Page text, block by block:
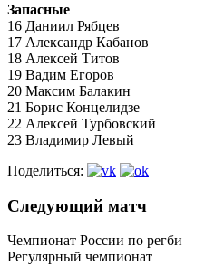
Запасные
16 Даниил Рябцев
17 Александр Кабанов
18 Алексей Титов
19 Вадим Егоров
20 Максим Балакин
21 Борис Концелидзе
22 Алексей Турбовский
23 Владимир Левый
Поделиться:
Следующий матч
Чемпионат России по регби
Регулярный чемпионат